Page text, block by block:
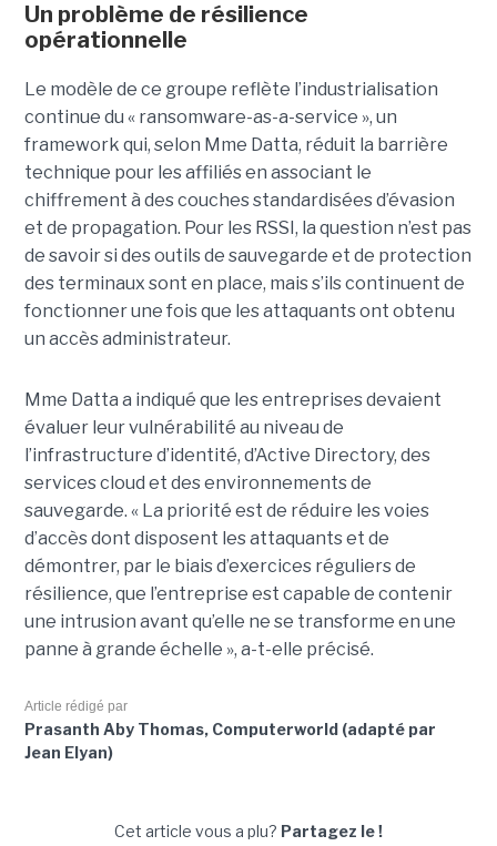
Un problème de résilience
opérationnelle
Le modèle de ce groupe reflète l’industrialisation
continue du « ransomware-as-a-service », un
framework qui, selon Mme Datta, réduit la barrière
technique pour les affiliés en associant le
chiffrement à des couches standardisées d’évasion
et de propagation. Pour les RSSI, la question n’est pas
de savoir si des outils de sauvegarde et de protection
des terminaux sont en place, mais s’ils continuent de
fonctionner une fois que les attaquants ont obtenu
un accès administrateur.
Mme Datta a indiqué que les entreprises devaient
évaluer leur vulnérabilité au niveau de
l’infrastructure d’identité, d’Active Directory, des
services cloud et des environnements de
sauvegarde. « La priorité est de réduire les voies
d’accès dont disposent les attaquants et de
démontrer, par le biais d’exercices réguliers de
résilience, que l’entreprise est capable de contenir
une intrusion avant qu’elle ne se transforme en une
panne à grande échelle », a-t-elle précisé.
Article rédigé par
Prasanth Aby Thomas, Computerworld (adapté par
Jean Elyan)
Cet article vous a plu? Partagez le !